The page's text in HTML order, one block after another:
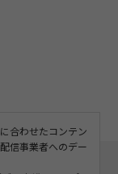
合わせたコンテン
信事業者へのデー